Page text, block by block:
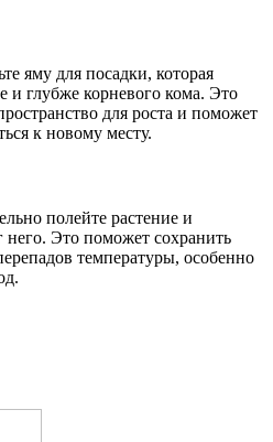
яму для посадки, которая
и глубже корневого кома. Это
для роста и поможет
к новому месту.
полейте растение и
него. Это поможет сохранить
температуры, особенно